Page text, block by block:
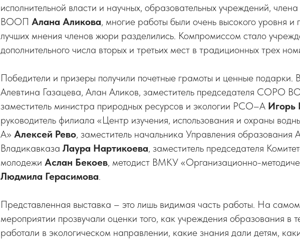
исполнительной власти и научных, образовательных учреждений,
ВООП Алана Аликова, многие работы были очень высокого уровня и
лучших мнения членов жюри разделились. Компромиссом стало
дополнительного числа вторых и третьих мест в традиционных трех
Победители и призеры получили почетные грамоты и ценные подарки.
Алевтина Газацева, Алан Аликов, заместитель председателя СОРО
заместитель министра природных ресурсов и экологии РСО–А Игорь
руководитель филиала «Центр изучения, использования и охраны
А» Алексей Рево, заместитель начальника Управления образования
Владикавказа Лаура Нартикоева, заместитель председателя
молодежи Аслан Бекоев, методист ВМКУ «Организационно-
Людмила Герасимова.
Представленная выставка – это лишь видимая часть работы. На
мероприятии прозвучали оценки того, как учреждения образования в
работали в экологическом направлении, какие знания дали детям,